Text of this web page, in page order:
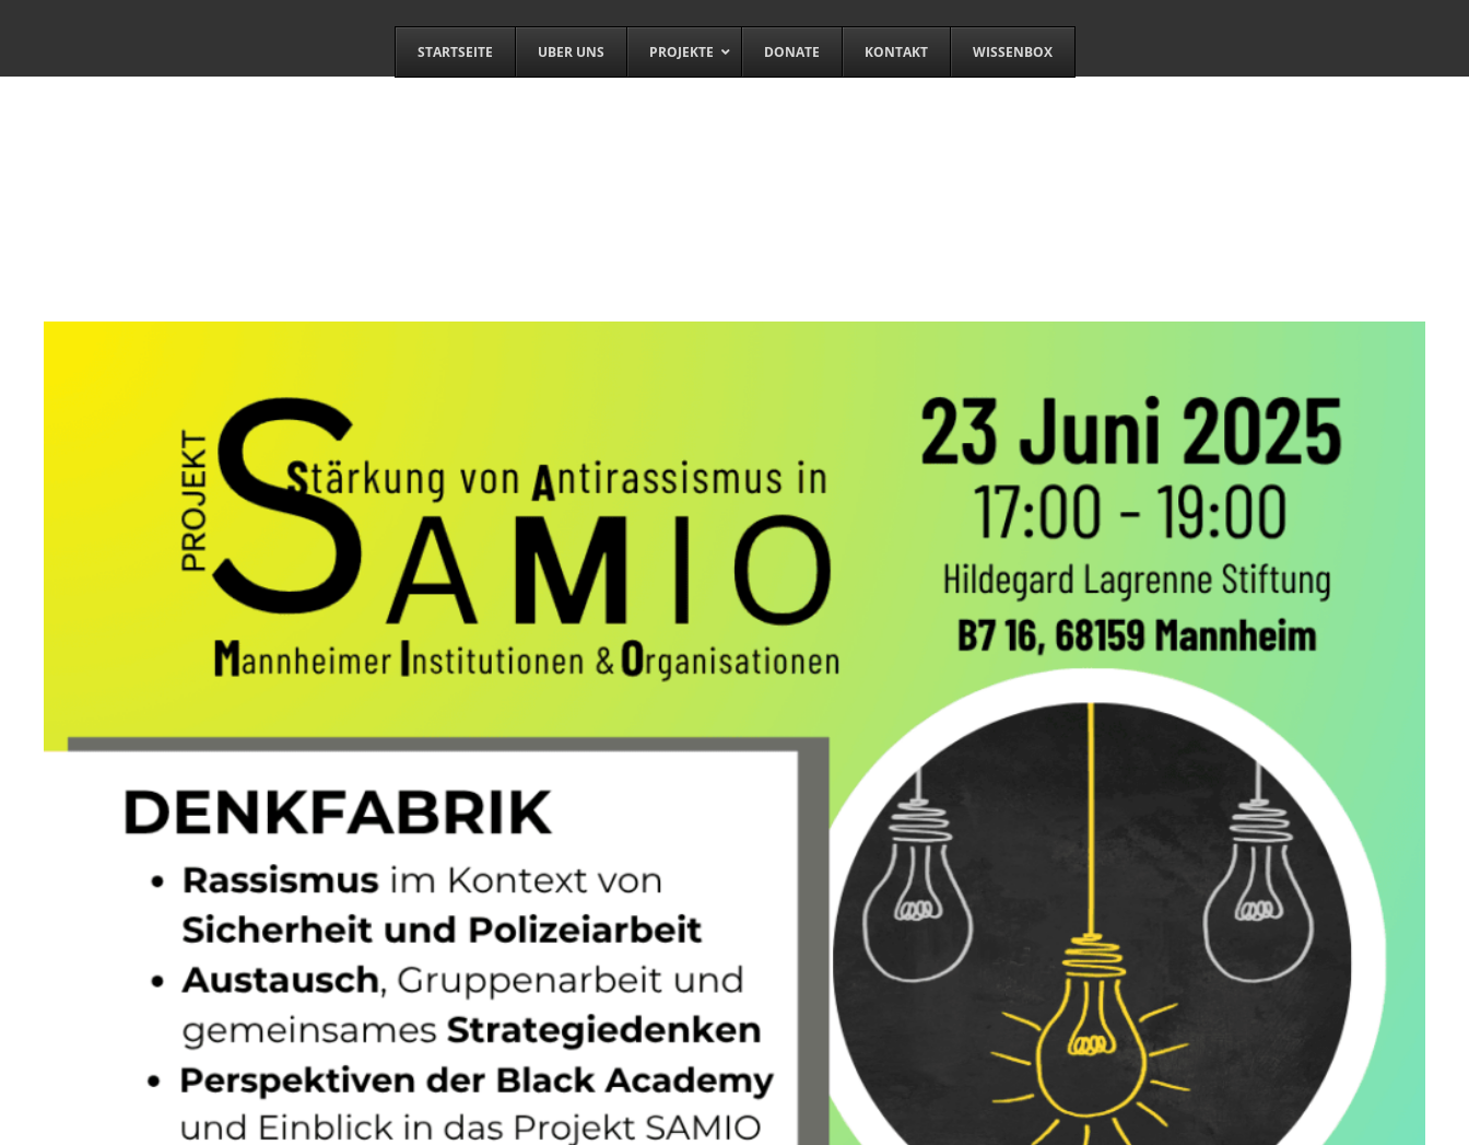
STARTSEITE UBER UNS PROJEKTE DONATE KONTAKT WISSENBOX